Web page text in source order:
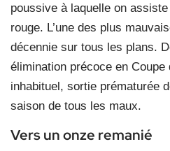
poussive à laquelle on
rouge. L’une des plus
décennie sur tous les plans.
élimination précoce en
inhabituel, sortie prématurée
saison de tous les maux.
Vers un onze remanié